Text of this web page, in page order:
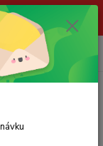
NA NAŠÍ
za